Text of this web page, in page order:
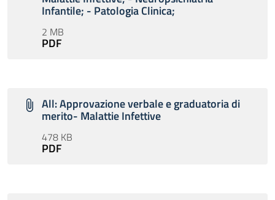
Infantile; - Patologia Clinica;
2 MB
PDF
All: Approvazione verbale e graduatoria di
merito- Malattie Infettive
478 KB
PDF